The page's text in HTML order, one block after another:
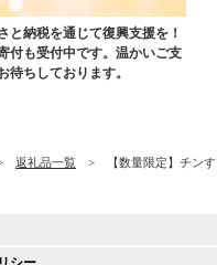
と納税を通じて復興支援を！
付も受付中です。温かいご支
待ちしております。
返礼品一覧 【数量限定】チン